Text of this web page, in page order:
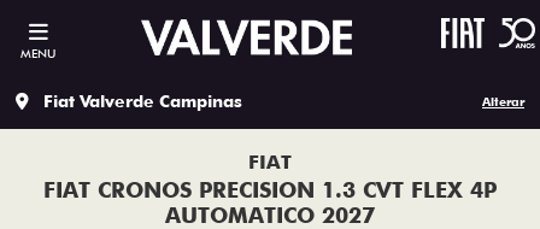
MENU
Fiat Valverde Campinas Alterar
FIAT
FIAT CRONOS PRECISION 1.3 CVT FLEX 4P
AUTOMATICO 2027